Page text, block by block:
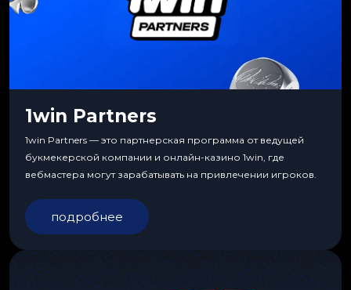
1win Partners
1win Partners — это партнерская программа от ведущей
букмекерской компании и онлайн-казино 1win, где
вебмастера могут зарабатывать на привлечении игроков.
подробнее